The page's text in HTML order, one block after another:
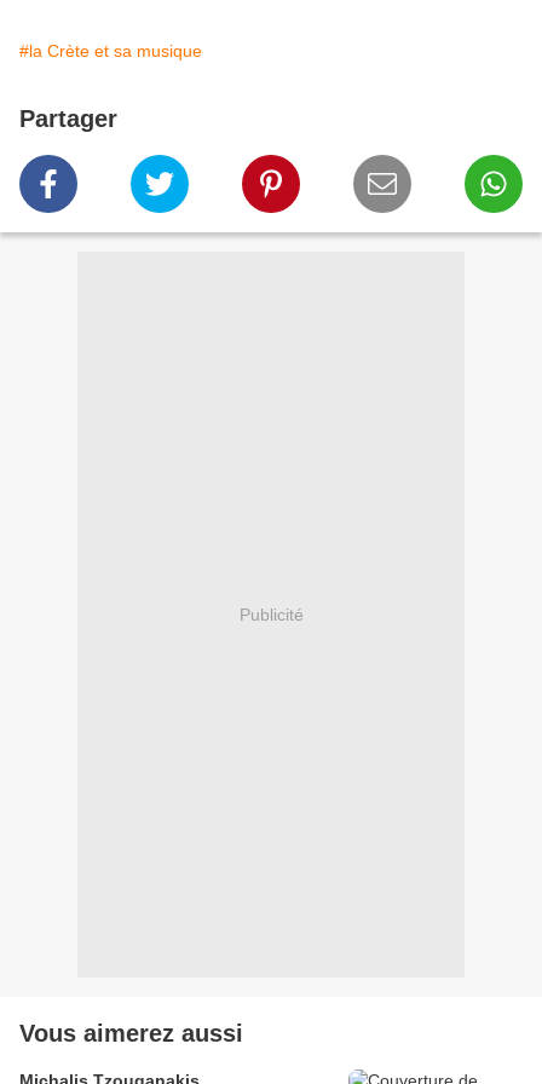
#la Crète et sa musique
Partager
Publicité
Vous aimerez aussi